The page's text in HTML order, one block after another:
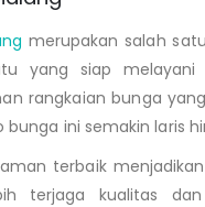
merupakan salah
yang siap
rangkaian bunga
ini semakin laris
terbaik
terjaga kualitas dan